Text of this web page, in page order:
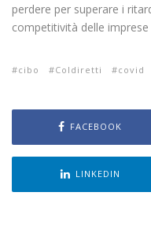
perdere per superare i
competitività delle
cibo Coldiretti covid
FACEBOOK
LINKEDIN